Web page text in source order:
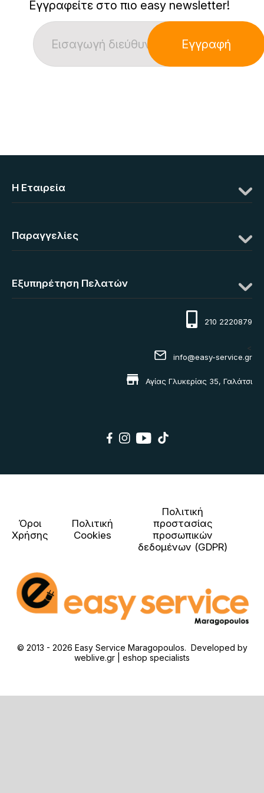
Εγγραφείτε στο πιο easy newsletter!
Εγγραφή
Η Eταιρεία
Παραγγελίες
Εξυπηρέτηση Πελατών
210 2220879
<
info@easy-service.gr
Αγίας Γλυκερίας 35, Γαλάτσι
Όροι
Χρήσης
Πολιτική
Cookies
Πολιτική
προστασίας
προσωπικών
δεδομένων (GDPR)
© 2013 - 2026 Easy Service Maragopoulos. Developed by
weblive.gr | eshop specialists